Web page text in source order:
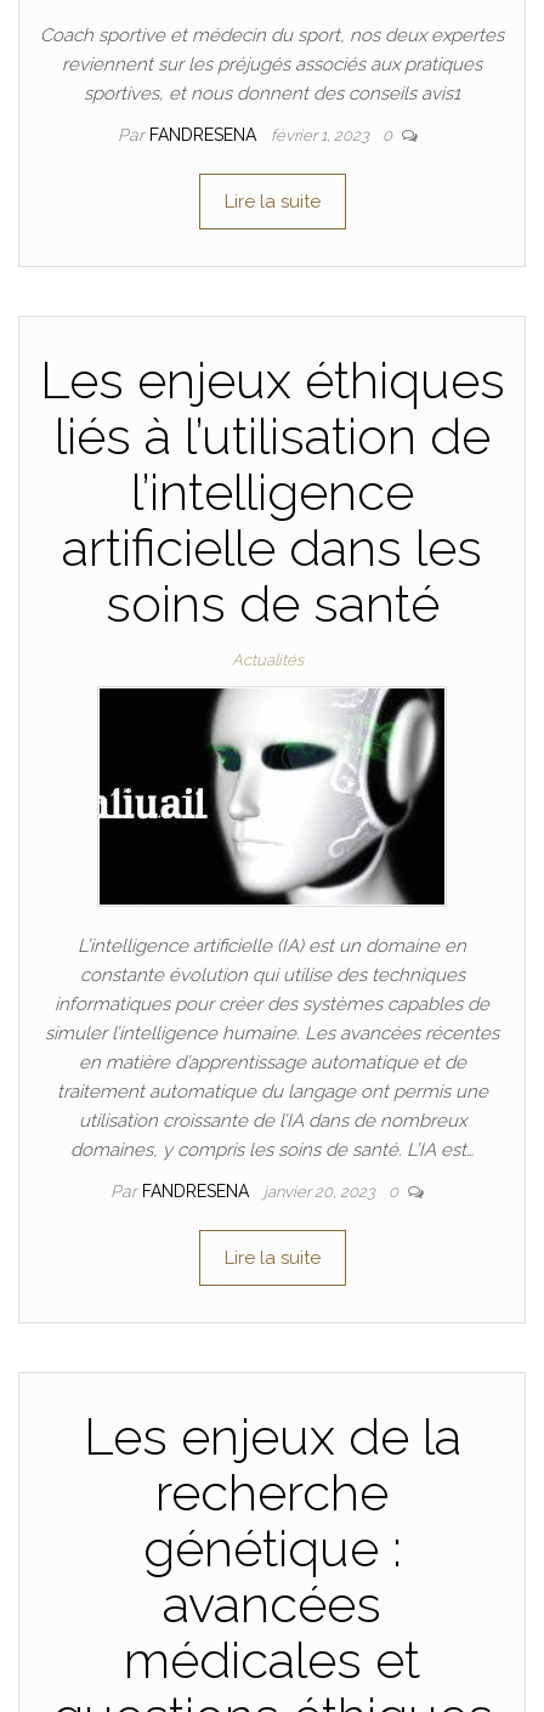
Coach sportive et médecin du sport, nos deux expertes
reviennent sur les préjugés associés aux pratiques
sportives, et nous donnent des conseils avis1
Par FANDRESENA février 1, 2023 0
Lire la suite
Les enjeux éthiques
liés à l’utilisation de
l’intelligence
artificielle dans les
soins de santé
Actualités
L’intelligence artificielle (IA) est un domaine en
constante évolution qui utilise des techniques
informatiques pour créer des systèmes capables de
simuler l’intelligence humaine. Les avancées récentes
en matière d’apprentissage automatique et de
traitement automatique du langage ont permis une
utilisation croissante de l’IA dans de nombreux
domaines, y compris les soins de santé. L’IA est…
Par FANDRESENA janvier 20, 2023 0
Lire la suite
Les enjeux de la
recherche
génétique :
avancées
médicales et